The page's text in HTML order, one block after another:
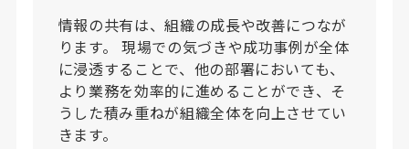
情報の共有は、組織の成長や改善につなが
ります。 現場での気づきや成功事例が全体
に浸透することで、他の部署においても、
より業務を効率的に進めることができ、そ
うした積み重ねが組織全体を向上させてい
きます。